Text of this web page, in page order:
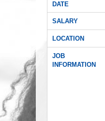
DATE
SALARY
LOCATION
JOB
INFORMATION